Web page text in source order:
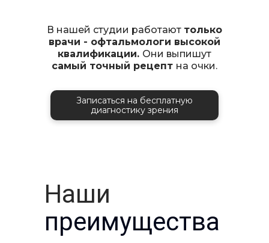
В нашей студии работают только
врачи - офтальмологи высокой
квалификации. Они выпишут
самый точный рецепт на очки.
Записаться на бесплатную
диагностику зрения
Наши
преимущества